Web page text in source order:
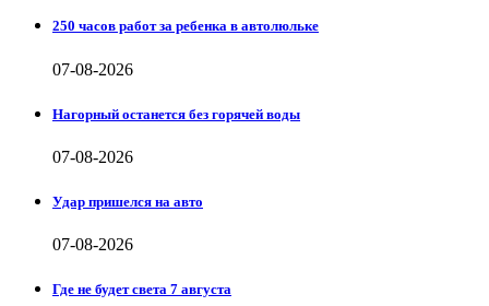
250 часов работ за ребенка в автолюльке
07-08-2026
Нагорный останется без горячей воды
07-08-2026
Удар пришелся на авто
07-08-2026
Где не будет света 7 августа